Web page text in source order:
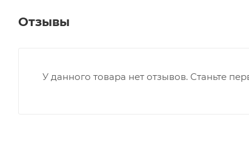
Отзывы
У данного товара нет отзывов. Станьте